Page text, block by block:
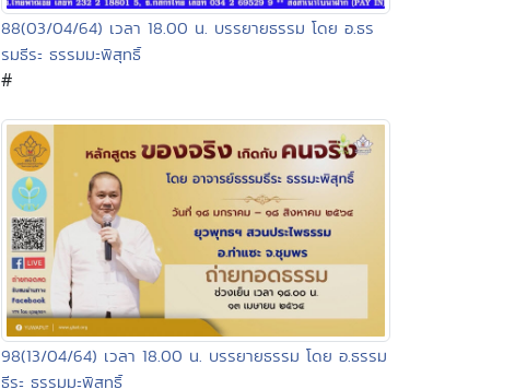
88(03/04/64) เวลา 18.00 น. บรรยายธรรม โดย อ.ธร
รมธีระ ธรรมมะพิสุทธิ์
#
98(13/04/64) เวลา 18.00 น. บรรยายธรรม โดย อ.ธรรม
ธีระ ธรรมมะพิสุทธิ์